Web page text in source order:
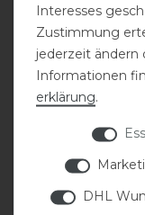
Kentucky
statt 209,99 €
178,50 € *
ARTIKEL
Interesses
Zustimmung
jederzeit ändern
Informationen
erklärung.
DHL